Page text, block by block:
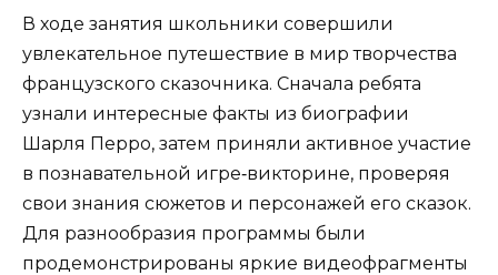
В ходе занятия школьники совершили
увлекательное путешествие в мир творчества
французского сказочника. Сначала ребята
узнали интересные факты из биографии
Шарля Перро, затем приняли активное участие
в познавательной игре‑викторине, проверяя
свои знания сюжетов и персонажей его сказок.
Для разнообразия программы были
продемонстрированы яркие видеофрагменты